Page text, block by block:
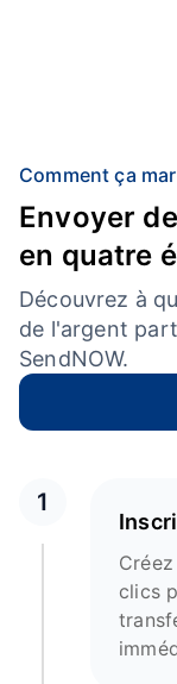
Comment ça
Envoyer
en quatre
Découvrez à
de l'argent
SendNOW.
1
clics